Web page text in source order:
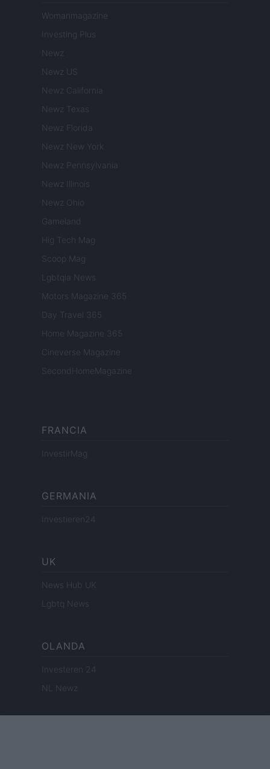
Womanmagazine
Investing Plus
Newz
Newz US
Newz California
Newz Texas
Newz Florida
Newz New York
Newz Pennsylvania
Newz Illinois
Newz Ohio
Gameland
Hig Tech Mag
Scoop Mag
Lgbtqia News
Motors Magazine 365
Day Travel 365
Home Magazine 365
Cineverse Magazine
SecondHomeMagazine
FRANCIA
InvestirMag
GERMANIA
Investieren24
UK
News Hub UK
Lgbtq News
OLANDA
Investeren 24
NL Newz